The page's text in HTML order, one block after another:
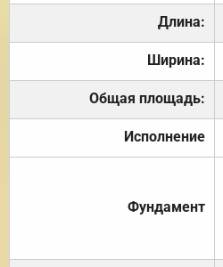
Длина:
Ширина:
Общая площадь:
Исполнение
Фундамент